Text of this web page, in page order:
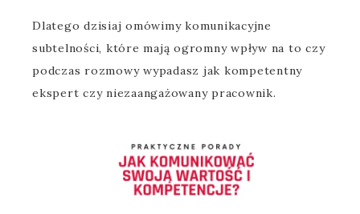
Dlatego dzisiaj omówimy komunikacyjne
subtelności, które mają ogromny wpływ na to czy
podczas rozmowy wypadasz jak kompetentny
ekspert czy niezaangażowany pracownik.